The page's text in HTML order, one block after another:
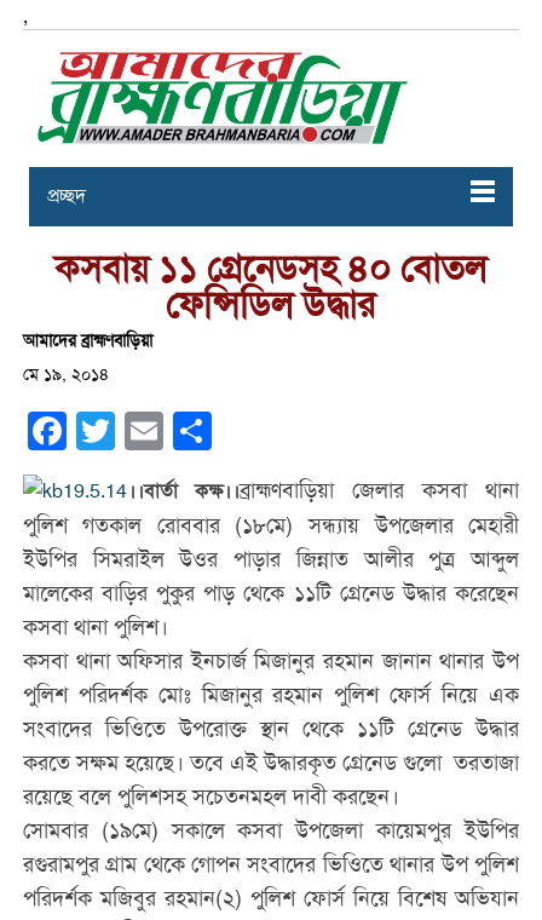
,
প্রচ্ছদ
কসবায় ১১ গ্রেনেডসহ ৪০ বোতল
ফেন্সিডিল উদ্ধার
আমাদের ব্রাহ্মণবাড়িয়া
মে ১৯, ২০১৪
Facebook
Twitter Email
।।বার্তা কক্ষ।।ব্রাহ্মণবাড়িয়া জেলার কসবা থানা
পুলিশ গতকাল রোববার (১৮মে) সন্ধ্যায় উপজেলার মেহারী
ইউপির সিমরাইল উওর পাড়ার জিন্নাত আলীর পুত্র আব্দুল
মালেকের বাড়ির পুকুর পাড় থেকে ১১টি গ্রেনেড উদ্ধার করেছেন
কসবা থানা পুলিশ।
কসবা থানা অফিসার ইনচার্জ মিজানুর রহমান জানান থানার উপ
পুলিশ পরিদর্শক মোঃ মিজানুর রহমান পুলিশ ফোর্স নিয়ে এক
সংবাদের ভিওিতে উপরোক্ত স্থান থেকে ১১টি গ্রেনেড উদ্ধার
করতে সক্ষম হয়েছে। তবে এই উদ্ধারকৃত গ্রেনেড গুলো তরতাজা
রয়েছে বলে পুলিশসহ সচেতনমহল দাবী করছেন।
সোমবার (১৯মে) সকালে কসবা উপজেলা কায়েমপুর ইউপির
রগুরামপুর গ্রাম থেকে গোপন সংবাদের ভিওিতে থানার উপ পুলিশ
পরিদর্শক মজিবুর রহমান(২) পুলিশ ফোর্স নিয়ে বিশেষ অভিযান